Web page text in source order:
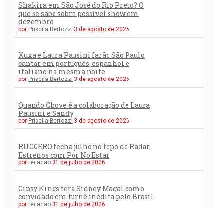
Shakira em São José do Rio Preto? O
que se sabe sobre possível show em
dezembro
por Priscila Bertozzi 3 de agosto de 2026
Xuxa e Laura Pausini farão São Paulo
cantar em português, espanhol e
italiano na mesma noite
por Priscila Bertozzi 3 de agosto de 2026
Quando Chove é a colaboração de Laura
Pausini e Sandy
por Priscila Bertozzi 3 de agosto de 2026
RUGGERO fecha julho no topo do Radar
Estrenos com Por No Estar
por redacao 31 de julho de 2026
Gipsy Kings terá Sidney Magal como
convidado em turnê inédita pelo Brasil
por redacao 31 de julho de 2026